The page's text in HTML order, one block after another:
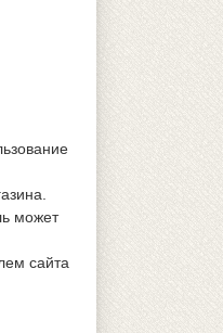
может
сайта